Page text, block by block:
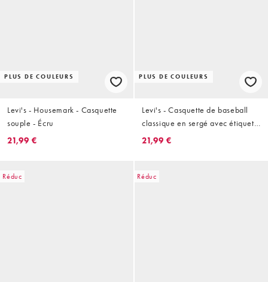
PLUS DE COULEURS
Levi's - Housemark - Casquette
souple - Écru
21,99 €
PLUS DE COULEURS
Levi's - Casquette de baseball
classique en sergé avec étiquette
rouge - Noir
21,99 €
Réduc Réduc